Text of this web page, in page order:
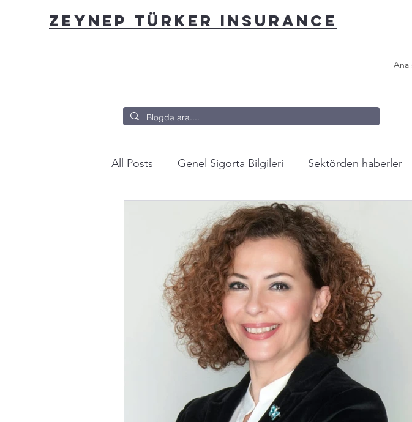
ZEYNEP TÜRKER INSURANCE
Ana
All Posts Genel Sigorta Bilgileri Sektörden haberler
Yazardan... Faydalı Linkler